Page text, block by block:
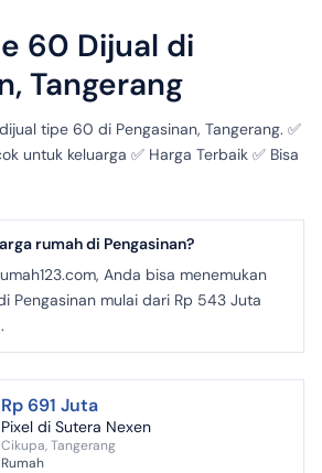
60 Dijual di
Tangerang
tipe 60 di Pengasinan, Tangerang. ✅
untuk keluarga ✅ Harga Terbaik ✅ Bisa
rumah di Pengasinan?
Anda bisa menemukan
Pengasinan mulai dari Rp 543 Juta
Rp 691 Juta
Pixel di Sutera Nexen
Cikupa, Tangerang
Rumah